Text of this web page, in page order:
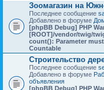
Зоомагазин на
Последнее сообщение
Добавлено в форуме
[phpBB Debug] PHP
[ROOT]/vendor/twig/
count(): Parameter
Countable
Строительство
Последнее сообщение
Добавлено в форуме
объявления
[phpBB Debug] PHP